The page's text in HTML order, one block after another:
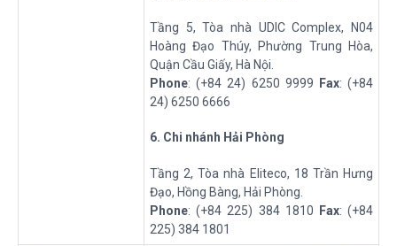
Tầng 5, Tòa nhà UDIC Complex, N04
Hoàng Đạo Thúy, Phường Trung Hòa,
Quận Cầu Giấy, Hà Nội.
Phone: (+84 24) 6250 9999 Fax: (+84
24) 6250 6666
6. Chi nhánh Hải Phòng
Tầng 2, Tòa nhà Eliteco, 18 Trần Hưng
Đạo, Hồng Bàng, Hải Phòng.
Phone: (+84 225) 384 1810 Fax: (+84
225) 384 1801